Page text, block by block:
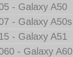
- Galaxy A50
- Galaxy A50s
- Galaxy A51
- Galaxy A60